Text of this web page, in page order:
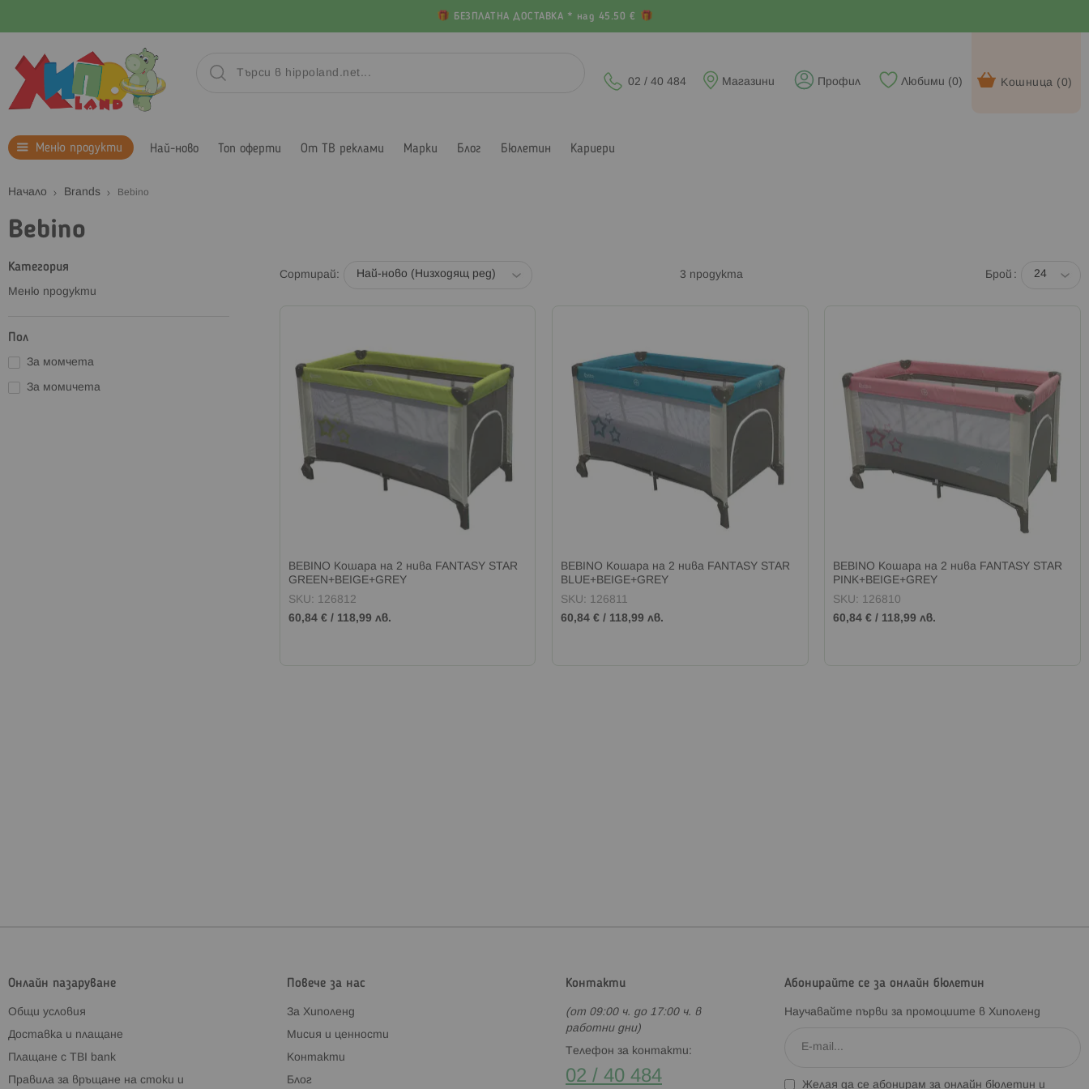
БЕЗПЛАТНА ДОСТАВКА * над 45.50 €
Кошница (0)
Любими (0)
Профил
Магазини
02 / 40 484
Меню продукти Най-ново Топ оферти От ТВ реклами Марки Блог Бюлетин Кариери
Начало Brands Bebino
Bebino
Сортирай Брой
3 продукта
BEBINO Кошара на 2 нива FANTASY STAR
GREEN+BEIGE+GREY
SKU: 126812
60,84 € / 118,99 лв.
BEBINO Кошара на 2 нива FANTASY STAR
BLUE+BEIGE+GREY
SKU: 126811
60,84 € / 118,99 лв.
BEBINO Кошара на 2 нива FANTASY STAR
PINK+BEIGE+GREY
SKU: 126810
60,84 € / 118,99 лв.
Категория
Меню продукти
Пол
За момчета
За момичета
Онлайн пазаруване
Общи условия
Доставка и плащане
Плащане с TBI bank
Правила за връщане на стоки и
Повече за нас
За Хиполенд
Мисия и ценности
Контакти
Блог
Контакти
(от 09:00 ч. до 17:00 ч. в
работни дни)
Телефон за контакти:
02 / 40 484
Абонирайте се за онлайн бюлетин
Научавайте първи за промоциите в Хиполенд
Желая да се абонирам за онлайн бюлетин и